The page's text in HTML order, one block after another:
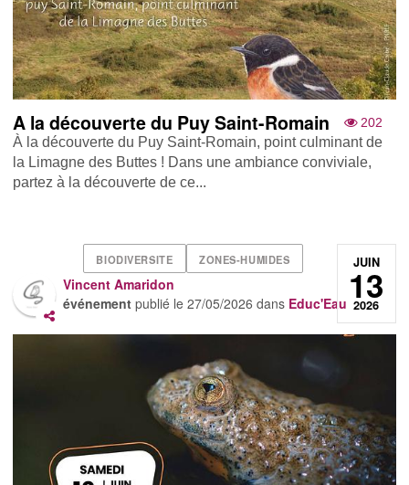
202
A la découverte du Puy Saint-Romain
À la découverte du Puy Saint-Romain, point culminant de
la Limagne des Buttes ! Dans une ambiance conviviale,
partez à la découverte de ce...
BIODIVERSITE ZONES-HUMIDES
Vincent Amaridon
événement publié le27/05/2026 dans Educ'Eau
JUIN
13
2026